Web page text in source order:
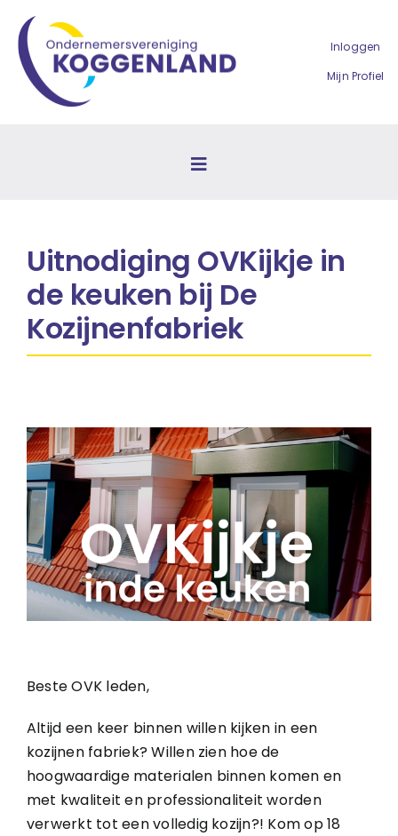
naar
inhoud
Inloggen
Mijn Profiel
Toggle
De vereniging
Activiteiten
Nieuws
Onze leden
Contact
Uitnodiging OVKijkje in
de keuken bij De
Kozijnenfabriek
Beste OVK leden,
Altijd een keer binnen willen kijken in een
kozijnen fabriek? Willen zien hoe de
hoogwaardige materialen binnen komen en
met kwaliteit en professionaliteit worden
verwerkt tot een volledig kozijn?! Kom op 18